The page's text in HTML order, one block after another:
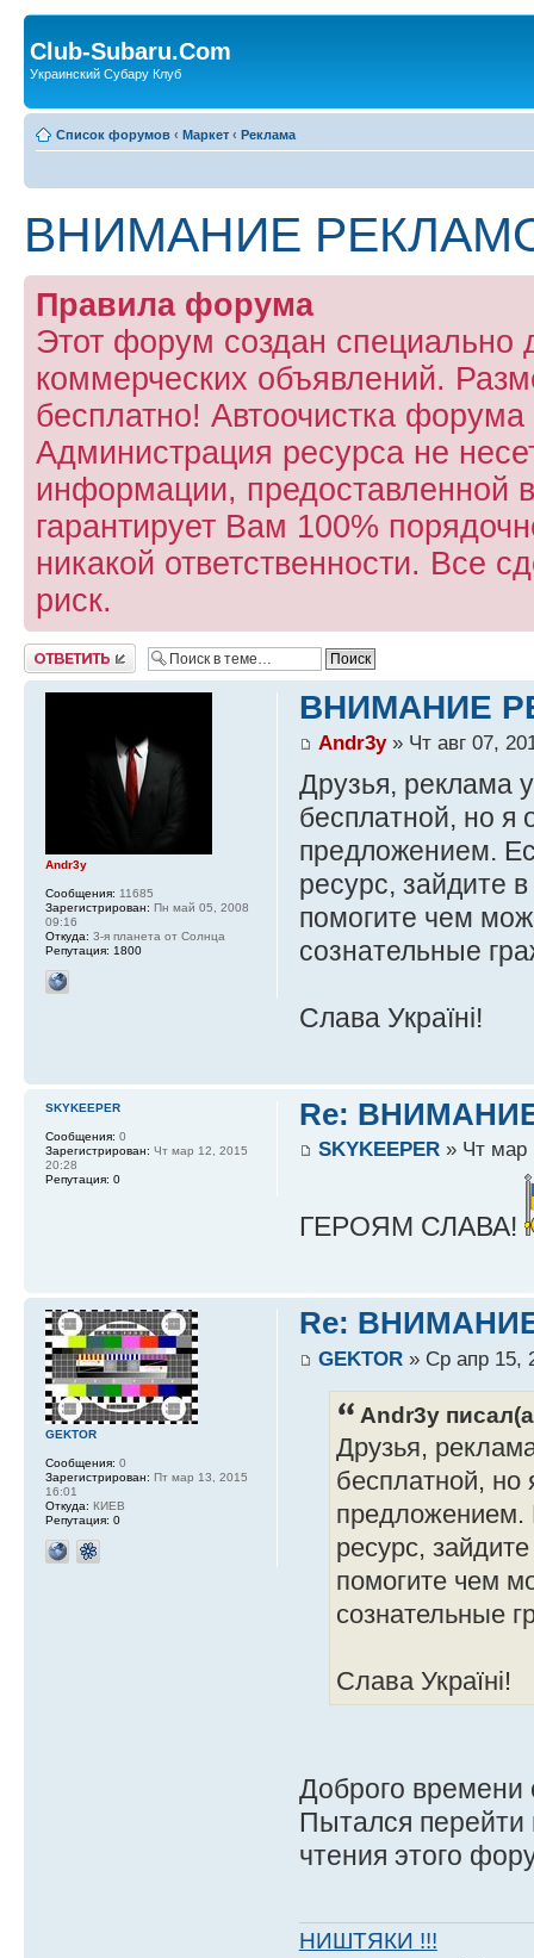
Club-Subaru.Com
Украинский Субару Клуб
Список форумов ‹ Маркет ‹ Реклама
ВНИМАНИЕ
Правила форума
Этот форум создан
коммерческих объявлений.
бесплатно! Автоочистка
Администрация ресурса не
информации, предоставленной
гарантирует Вам 100%
никакой ответственности. Все
риск.
Ответить
ВНИМАНИЕ
Andr3y» Чт авг 07,
Друзья, реклама
бесплатной, но
предложением.
ресурс, зайдите
помогите чем
сознательные
Слава Україні!
Andr3y
Сообщения: 11685
Зарегистрирован: Пн май 05, 2008
09:16
Откуда: 3-я планета от Солнца
Репутация: 1800
Re:
SKYKEEPER» Чт мар
ГЕРОЯМ СЛАВА!
SKYKEEPER
Сообщения: 0
Зарегистрирован: Чт мар 12, 2015
20:28
Репутация: 0
Re:
GEKTOR» Ср апр 15,
Andr3y
Друзья,
бесплатной,
предложением.
ресурс,
помогите чем
сознательные
Слава Україні!
Доброго времени
Пытался
чтения этого
НИШТЯКИ !!!
GEKTOR
Сообщения: 0
Зарегистрирован: Пт мар 13, 2015
16:01
Откуда: КИЕВ
Репутация: 0